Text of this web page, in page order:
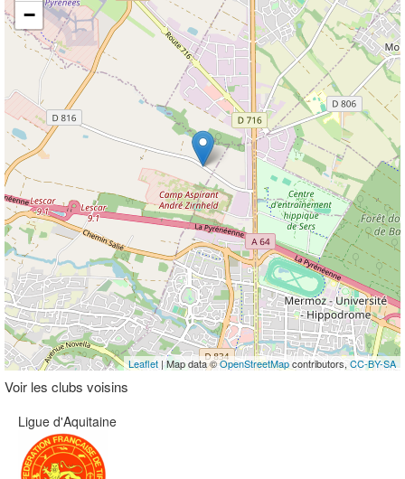
−
Leaflet | Map data ©OpenStreetMapcontributors, CC-BY-SA
Voir les clubs voisins
Ligue d'Aquitaine